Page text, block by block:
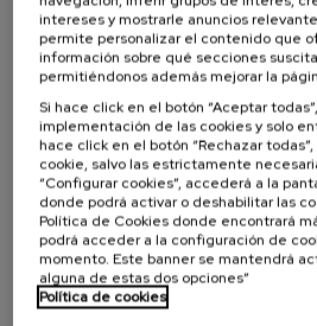
Colabora
Fecha pasada
Lista
intereses y mostrarle anuncios
permite personalizar el contenido que
información sobre qué secciones
permitiéndonos además mejorar la
Si hace click en el botón “Aceptar
implementación de las cookies y solo
hace click en el botón “Rechazar
cookie, salvo las estrictamente
“Configurar cookies”, accederá a la
donde podrá activar o deshabilitar las
Política de Cookies donde encontrará
podrá acceder a la configuración de
momento. Este banner se mantendrá
alguna de estas dos opciones”
Política de cookies